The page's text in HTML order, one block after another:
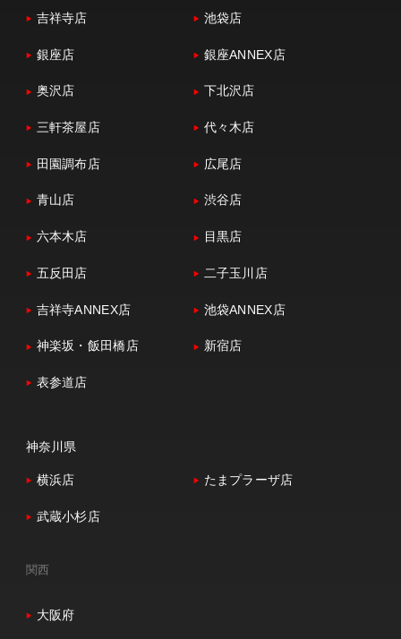
吉祥寺店 池袋店
銀座店 銀座ANNEX店
奥沢店 下北沢店
三軒茶屋店 代々木店
田園調布店 広尾店
青山店 渋谷店
六本木店 目黒店
五反田店 二子玉川店
吉祥寺ANNEX店 池袋ANNEX店
神楽坂・飯田橋店 新宿店
表参道店
神奈川県
横浜店 たまプラーザ店
武蔵小杉店
関西
大阪府